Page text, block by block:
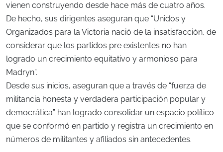
vienen construyendo desde hace más de cuatro años.
De hecho, sus dirigentes aseguran que “Unidos y
Organizados para la Victoria nació de la insatisfacción, de
considerar que los partidos pre existentes no han
logrado un crecimiento equitativo y armonioso para
Madryn”.
Desde sus inicios, aseguran que a través de “fuerza de
militancia honesta y verdadera participación popular y
democrática” han logrado consolidar un espacio político
que se conformó en partido y registra un crecimiento en
números de militantes y afiliados sin antecedentes.